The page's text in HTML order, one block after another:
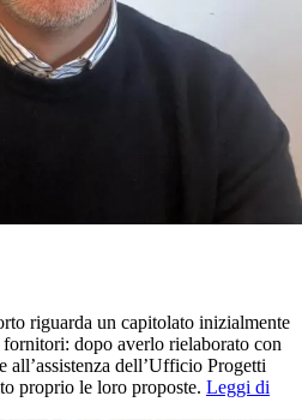
riguarda un capitolato inizialmente
dopo averlo rielaborato con
dell’Ufficio Progetti
proprio le loro proposte. Leggi di